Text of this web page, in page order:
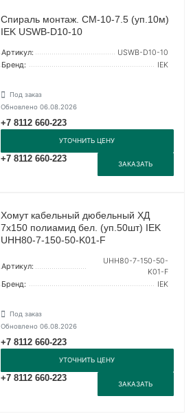
Спираль монтаж. СМ-10-7.5 (уп.10м)
IEK USWB-D10-10
Артикул:
USWB-D10-10
Бренд:
IEK
Под заказ
Обновлено 06.08.2026
+7 8112 660-223
УТОЧНИТЬ ЦЕНУ
+7 8112 660-223
ЗАКАЗАТЬ
Хомут кабельный дюбельный ХД
7х150 полиамид бел. (уп.50шт) IEK
UHH80-7-150-50-K01-F
Артикул:
UHH80-7-150-50-
K01-F
Бренд:
IEK
Под заказ
Обновлено 06.08.2026
+7 8112 660-223
УТОЧНИТЬ ЦЕНУ
+7 8112 660-223
ЗАКАЗАТЬ